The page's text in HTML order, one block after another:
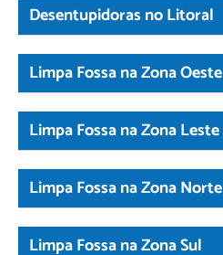
Desentupidoras no Litoral
Limpa Fossa na Zona Oeste
Limpa Fossa na Zona Leste
Limpa Fossa na Zona Norte
Limpa Fossa na Zona Sul